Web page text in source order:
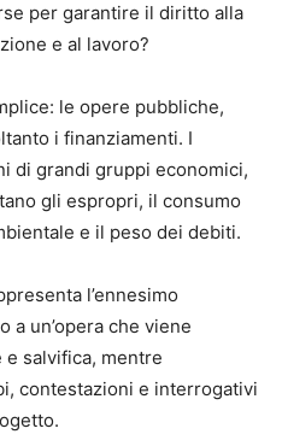
per garantire il diritto alla
e al lavoro?
le opere pubbliche,
i finanziamenti. I
di grandi gruppi economici,
gli espropri, il consumo
e il peso dei debiti.
l’ennesimo
a un’opera che viene
salvifica, mentre
contestazioni e interrogativi